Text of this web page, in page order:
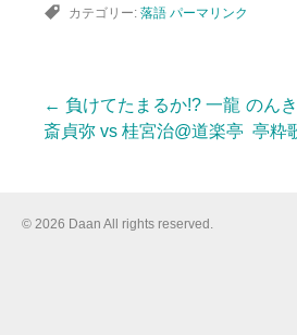
カテゴリー: 落語 パーマリンク
投
稿
← 負けてたまるか!? 一龍
斎貞弥 vs 桂宮治@道楽亭
のん
亭粋
© 2026 Daan All rights reserved.